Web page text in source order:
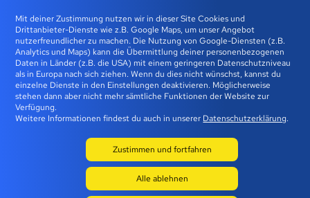
Bfz-Essen GmbH | Karolingerstraße 93 | 45141 Essen 0800
23 93 773 (gebührenfrei) |info@bfz-essen.de
© 2026 BFZ
Zustimmen und fortfahren
Alle ablehnen
Mit deiner Zustimmung nutzen wir in dieser Site Cookies und
Drittanbieter-Dienste wie z.B. Google Maps, um unser Angebot
nutzerfreundlicher zu machen. Die Nutzung von Google-Diensten (z.B.
Analytics und Maps) kann die Übermittlung deiner personenbezogenen
Daten in Länder (z.B. die USA) mit einem geringeren Datenschutzniveau
als in Europa nach sich ziehen. Wenn du dies nicht wünschst, kannst du
einzelne Dienste in den Einstellungen deaktivieren. Möglicherweise
stehen dann aber nicht mehr sämtliche Funktionen der Website zur
Verfügung.
Weitere Informationen findest du auch in unserer Datenschutzerklärung.